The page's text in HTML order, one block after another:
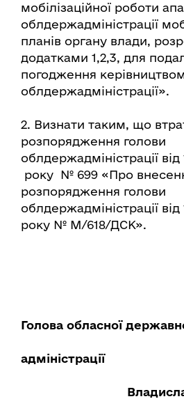
мобілізаційної роботи
облдержадміністрації
планів органу влади,
додатками 1,2,3, для
погодження
облдержадміністрації».
2. Визнати таким, що
розпорядження голови
облдержадміністрації
року № 699 «Про
розпорядження голови
облдержадміністрації
року № М/618/ДСК».
Голова обласної
адміністрації